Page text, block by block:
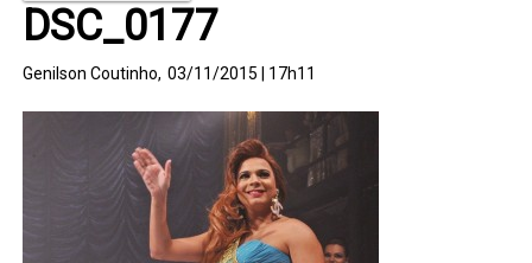
DSC_0177
Genilson Coutinho, 03/11/2015 | 17h11